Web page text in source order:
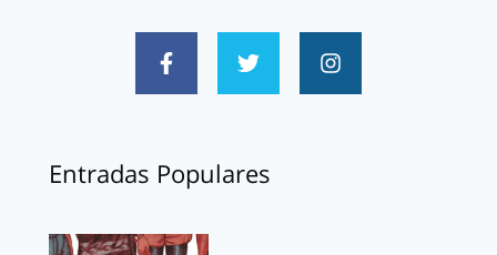
Entradas Populares